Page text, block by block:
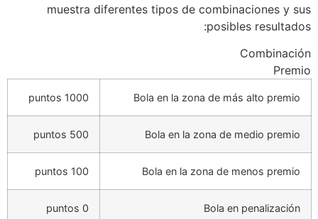
muestra diferentes tipos de combinaciones y sus
posibles resultados:
Combinación
Premio
Bola en la zona de más alto premio
1000 puntos
Bola en la zona de medio premio
500 puntos
Bola en la zona de menos premio
100 puntos
Bola en penalización
0 puntos